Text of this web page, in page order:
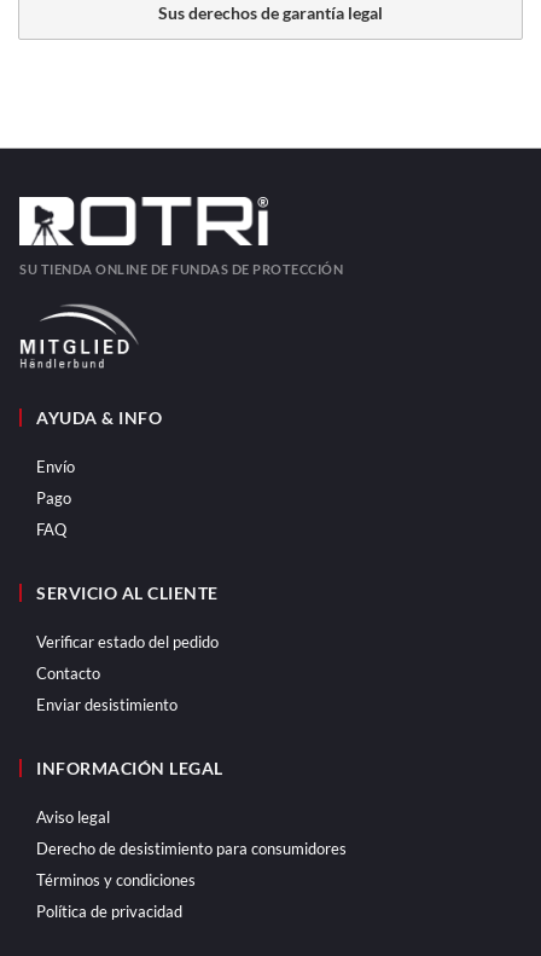
Sus derechos de garantía legal
SU TIENDA ONLINE DE FUNDAS DE PROTECCIÓN
AYUDA & INFO
Envío
Pago
FAQ
SERVICIO AL CLIENTE
Verificar estado del pedido
Contacto
Enviar desistimiento
INFORMACIÓN LEGAL
Aviso legal
Derecho de desistimiento para consumidores
Términos y condiciones
Política de privacidad